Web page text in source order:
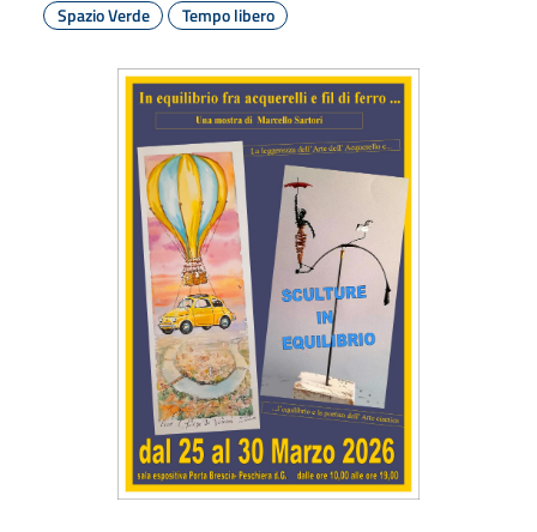
Spazio Verde
Tempo libero